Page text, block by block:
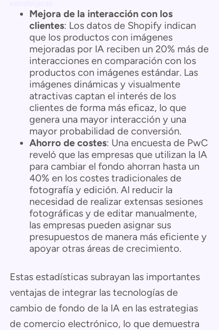
Mejora de la interacción con los
clientes: Los datos de Shopify indican
que los productos con imágenes
mejoradas por IA reciben un 20% más de
interacciones en comparación con los
productos con imágenes estándar. Las
imágenes dinámicas y visualmente
atractivas captan el interés de los
clientes de forma más eficaz, lo que
genera una mayor interacción y una
mayor probabilidad de conversión.
Ahorro de costes: Una encuesta de PwC
reveló que las empresas que utilizan la IA
para cambiar el fondo ahorran hasta un
40% en los costes tradicionales de
fotografía y edición. Al reducir la
necesidad de realizar extensas sesiones
fotográficas y de editar manualmente,
las empresas pueden asignar sus
presupuestos de manera más eficiente y
apoyar otras áreas de crecimiento.
Estas estadísticas subrayan las importantes
ventajas de integrar las tecnologías de
cambio de fondo de la IA en las estrategias
de comercio electrónico, lo que demuestra